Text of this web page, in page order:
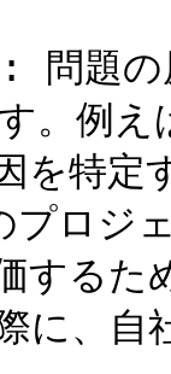
題の
。例
を特
ロジ
する
に、自